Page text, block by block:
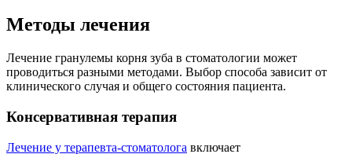
Методы лечения
Лечение гранулемы корня зуба в стоматологии может
проводиться разными методами. Выбор способа зависит от
клинического случая и общего состояния пациента.
Консервативная терапия
Лечение у терапевта-стоматолога включает